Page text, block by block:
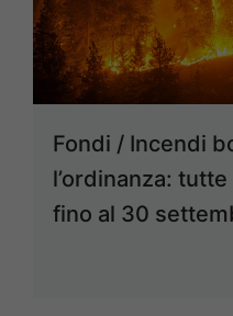
Fondi / Incendi
l’ordinanza:
fino al 30